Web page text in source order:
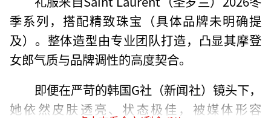
季系列，搭配精致珠宝（具体品牌未明确提
及）。整体造型由专业团队打造，凸显其摩登
女郎气质与品牌调性的高度契合。
即便在严苛的韩国G社（新闻社）镜头下，
她依然皮肤透亮、状态极佳，被媒体形容